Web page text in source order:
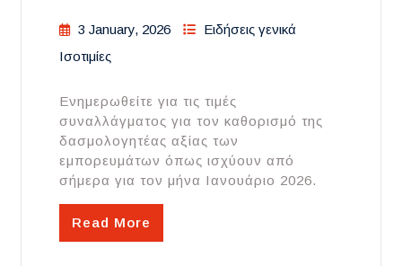
3 January, 2026
Ειδήσεις γενικά
Ισοτιμίες
Ενημερωθείτε για τις τιμές
συναλλάγματος για τον καθορισμό της
δασμολογητέας αξίας των
εμπορευμάτων όπως ισχύουν από
σήμερα για τον μήνα Ιανουάριο 2026.
Read More